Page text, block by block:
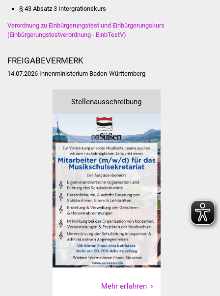
Wohnen
Wirtschaft
Haushalt & Infos
Wirtschaftsförderung
Gewerbeimmobilien
IKG Auen
Ausschreibungen
Öffentliche
Ausschreibung
Europaweite
§ 43 Absatz 3 Intergrationskurs
Verordnung zu Einbürgerungstest und Einbürgerungskurs
(Einbürgerungstestverordnung - EinbTestV)
FREIGABEVERMERK
14.07.2026 Innenministerium Baden-Württemberg
Stellenausschreibung
Mehr erfahren